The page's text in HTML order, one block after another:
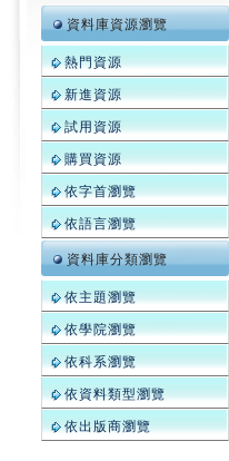
資料庫資源瀏覽
熱門資源
新進資源
試用資源
購買資源
依字首瀏覽
依語言瀏覽
資料庫分類瀏覽
依主題瀏覽
依學院瀏覽
依科系瀏覽
依資料類型瀏覽
依出版商瀏覽